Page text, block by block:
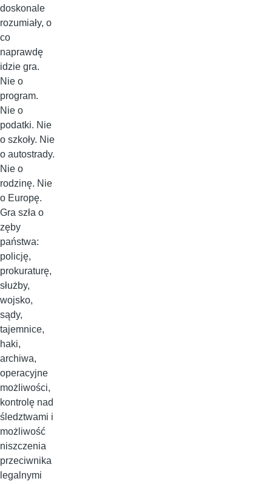
doskonale
rozumiały, o
co
naprawdę
idzie gra.
Nie o
program.
Nie o
podatki. Nie
o szkoły. Nie
o autostrady.
Nie o
rodzinę. Nie
o Europę.
Gra szła o
zęby
państwa:
policję,
prokuraturę,
służby,
wojsko,
sądy,
tajemnice,
haki,
archiwa,
operacyjne
możliwości,
kontrolę nad
śledztwami i
możliwość
niszczenia
przeciwnika
legalnymi